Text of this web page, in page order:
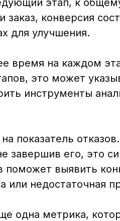
этап, к
заказ, конверсия
для улучшения.
время на каждом
это может
инструменты
показатель
завершив его, это
поможет выявить
недостаточная
одна метрика,